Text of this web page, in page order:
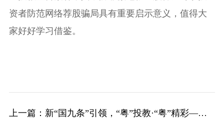
资者防范网络荐股骗局具有重要启示意义，值得大
家好好学习借鉴。
上一篇：新“国九条”引领，“粤”投教·“粤”精彩——严格上市 “粤”加放心